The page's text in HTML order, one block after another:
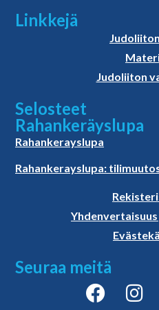
Linkkejä
Judoliiton
Selosteet
Rahankeräyslupa
Rahankerayslupa
Rahankerayslupa:
Seuraa meitä